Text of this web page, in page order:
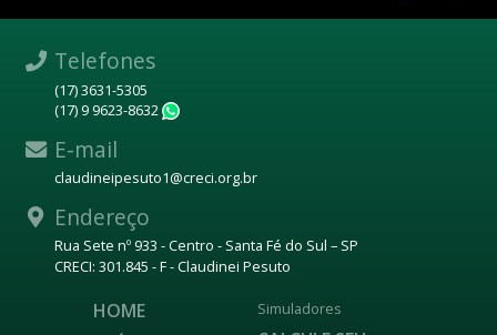
Telefones
(17) 3631-5305
(17) 9 9623-8632
E-mail
claudineipesuto1@creci.org.br
Endereço
Rua Sete nº 933 - Centro - Santa Fé do Sul – SP
CRECI: 301.845 - F - Claudinei Pesuto
HOME
Simuladores